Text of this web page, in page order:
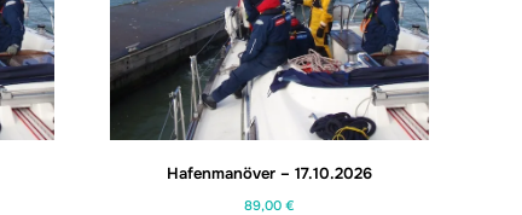
Hafenmanöver – 17.10.2026
89,00 €